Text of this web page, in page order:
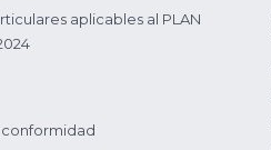
aplicables al PLAN